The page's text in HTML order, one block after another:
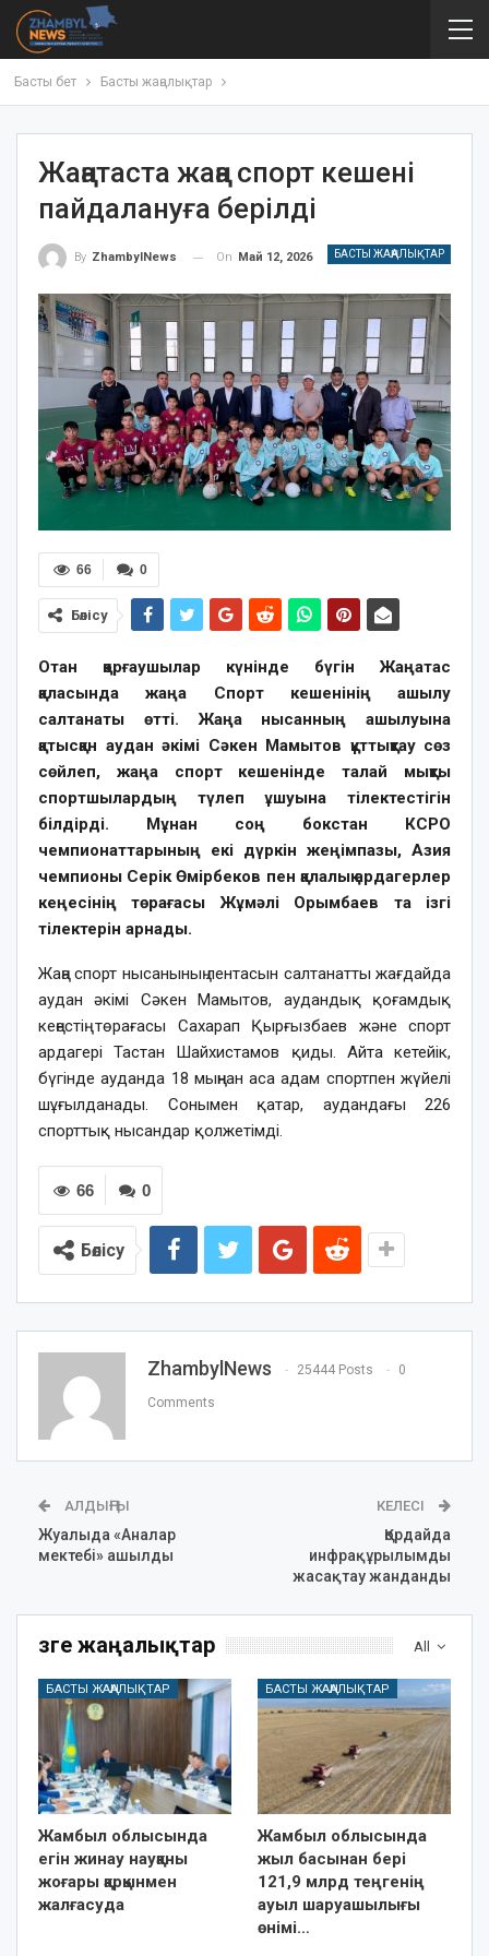
Басты бет Басты жаңалықтар
Жаңатаста жаңа спорт кешені
пайдалануға берілді
БАСТЫ ЖАҢАЛЫҚТАР
By ZhambylNews On Май 12, 2026
0
66
Бөлісу
Отан қорғаушылар күнінде бүгін Жаңатас
қаласында жаңа Спорт кешенінің ашылу
салтанаты өтті. Жаңа нысанның ашылуына
қатысқан аудан әкімі Сәкен Мамытов құттықтау сөз
сөйлеп, жаңа спорт кешенінде талай мықты
спортшылардың түлеп ұшуына тілектестігін
білдірді. Мұнан соң бокстан КСРО
чемпионаттарының екі дүркін жеңімпазы, Азия
чемпионы Серік Өмірбеков пен қалалық ардагерлер
кеңесінің төрағасы Жұмәлі Орымбаев та ізгі
тілектерін арнады.
Жаңа спорт нысанының лентасын салтанатты жағдайда
аудан әкімі Сәкен Мамытов, аудандық қоғамдық
кеңестің төрағасы Сахарап Қырғызбаев және спорт
ардагері Тастан Шайхистамов қиды. Айта кетейік,
бүгінде ауданда 18 мыңнан аса адам спортпен жүйелі
шұғылданады. Сонымен қатар, аудандағы 226
спорттық нысандар қолжетімді.
0
66
Бөлісу
ZhambylNews 25444 Posts 0
Comments
АЛДЫҢҒЫ
Жуалыда «Аналар
мектебі» ашылды
КЕЛЕСІ
Қордайда
инфрақұрылымды
жасақтау жанданды
All
Өзге жаңалықтар
БАСТЫ ЖАҢАЛЫҚТАР
Жамбыл облысында
егін жинау науқаны
жоғары қарқынмен
жалғасуда
БАСТЫ ЖАҢАЛЫҚТАР
Жамбыл облысында
жыл басынан бері
121,9 млрд теңгенің
ауыл шаруашылығы
өнімі…